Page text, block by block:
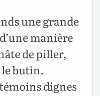
une grande
manière
de piller,
le butin.
dignes